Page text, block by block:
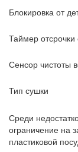
Блокировка от
Таймер отсрочки
Сенсор чистоты
Тип сушки
Среди
ограничение на
пластиковой